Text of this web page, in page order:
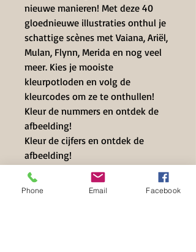
nieuwe manieren! Met deze 40
gloednieuwe illustraties onthul je
schattige scènes met Vaiana, Ariël,
Mulan, Flynn, Merida en nog veel
meer. Kies je mooiste
kleurpotloden en volg de
kleurcodes om ze te onthullen!
Kleur de nummers en ontdek de
afbeelding!
Kleur de cijfers en ontdek de
afbeelding!
Afmeting: 230 x 230 x 13mm
Phone Email Facebook